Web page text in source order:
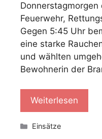
Feuerwehr,
Gegen 5:45 Uhr
eine starke
und wählten
Bewohnerin der
Weiterlesen
Kategorien
Einsätze